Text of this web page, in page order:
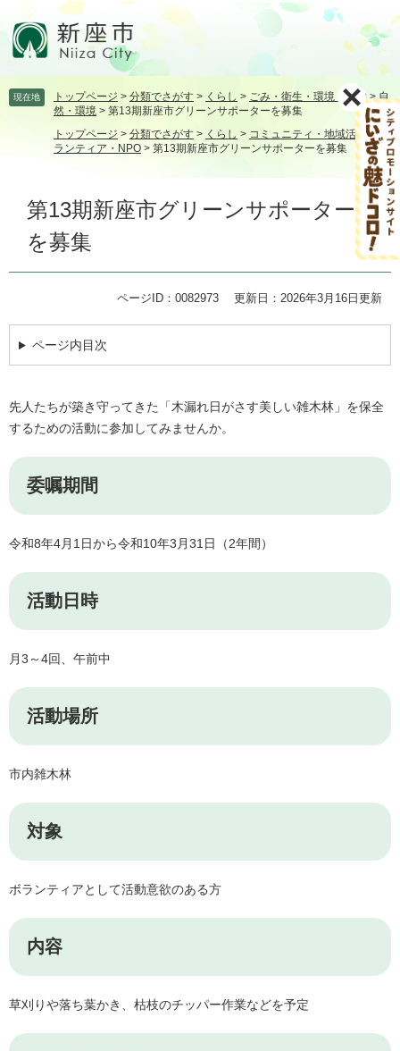
頭飛 現在地 トップページ > 分類でさがす > くらし > ごみ・衛生・環境・動物 >自
然・環境 > 第13期新座市グリーンサポーターを募集
トップページ > 分類でさがす > くらし > コミュニティ・地域活動 >ボ
ランティア・NPO > 第13期新座市グリーンサポーターを募集
第13期新座市グリーンサポーター
を募集
ページID：0082973 更新日：2026年3月16日更新
ページ内目次
先人たちが築き守ってきた「木漏れ日がさす美しい雑木林」を保全
するための活動に参加してみませんか。
委嘱期間
令和8年4月1日から令和10年3月31日（2年間）
活動日時
月3～4回、午前中
活動場所
市内雑木林
対象
ボランティアとして活動意欲のある方
内容
草刈りや落ち葉かき、枯枝のチッパー作業などを予定